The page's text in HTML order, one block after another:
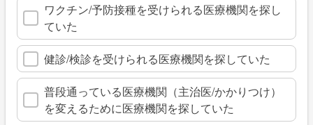
ワクチン/予防接種を受けられる医療機関を探し
ていた
健診/検診を受けられる医療機関を探していた
普段通っている医療機関（主治医/かかりつけ）
を変えるために医療機関を探していた